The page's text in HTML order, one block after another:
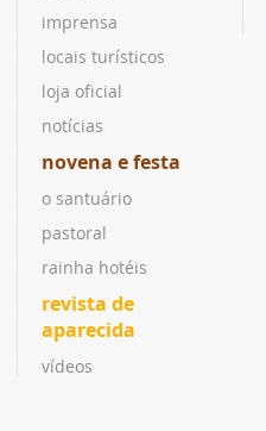
imprensa
locais turísticos
loja oficial
notícias
novena e festa
o santuário
pastoral
rainha hotéis
revista de
aparecida
vídeos